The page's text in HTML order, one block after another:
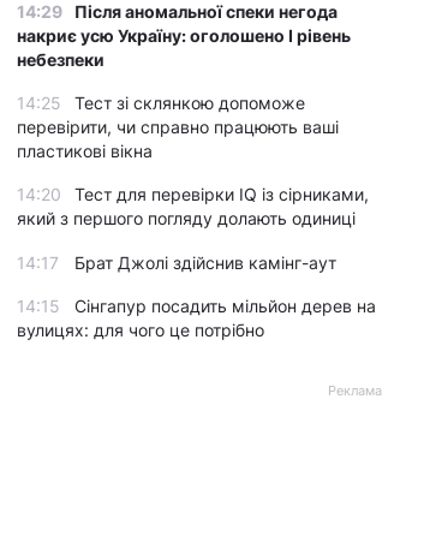
14:29
Після аномальної спеки негода
накриє усю Україну: оголошено І рівень
небезпеки
14:25
Тест зі склянкою допоможе
перевірити, чи справно працюють ваші
пластикові вікна
14:20
Тест для перевірки IQ із сірниками,
який з першого погляду долають одиниці
14:17 Брат Джолі здійснив камінг-аут
14:15
Сінгапур посадить мільйон дерев на
вулицях: для чого це потрібно
Реклама